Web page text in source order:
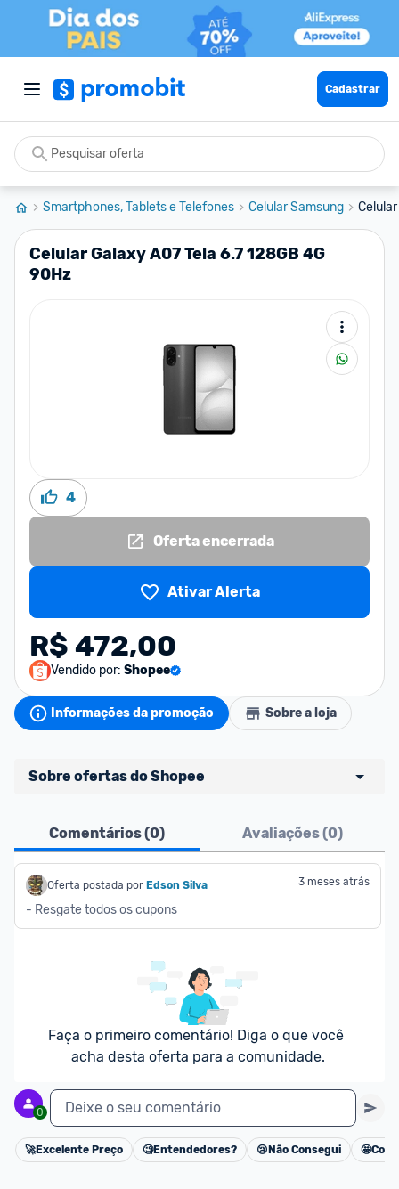
Cadastrar
Smartphones, Tablets e Telefones Celular Samsung
Celular Galaxy A07 Tela 6.7 128GB 4G
90Hz
4
Oferta encerrada
Ativar Alerta
R$ 472,00
Vendido por: Shopee
Informações da promoção Sobre a loja
Sobre ofertas do Shopee
Para maior segurança da comunidade, somente
são aceitas ofertas de Lojas Oficiais
, ou seja,
vendedores que representam empresas validadas
pelo Shopee.
As promoções são verificadas normalmente e os
preços devem estar na média ou abaixo da média
dos últimos 3 meses, assim como promoções de
outras lojas.
Comentários (0) Avaliações (0)
Oferta postada por Edson Silva 3 meses atrás
- Resgate todos os cupons
Faça o primeiro comentário! Diga o que você
acha desta oferta para a comunidade.
0 Deixe o seu comentário
Cancelar
🚀Excelente Preço 🧐Entendedores? 😢 Não Consegui 🤩